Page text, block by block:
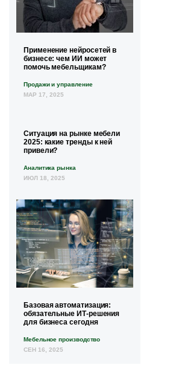
Применение нейросетей в
бизнесе: чем ИИ может
помочь мебельщикам?
Продажи и управление
МАР 17, 2025
Ситуация на рынке мебели
2025: какие тренды к ней
привели?
Аналитика рынка
ИЮЛ 18, 2025
Базовая автоматизация:
обязательные ИТ-решения
для бизнеса сегодня
Мебельное производство
СЕН 16, 2025